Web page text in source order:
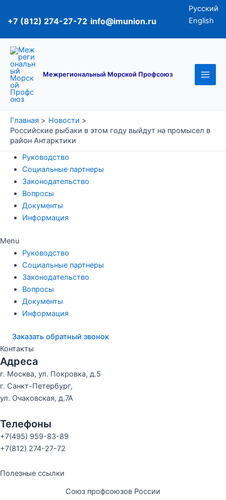
+7 (812) 274-27-72 info@imunion.ru
Русский
English
Межрегиональный Морской Профсоюз
Главная
Новости
Российские рыбаки в этом году выйдут на промысел в
район Антарктики
Руководство
Социальные партнеры
Законодательство
Вопросы
Документы
Информация
Menu
Руководство
Социальные партнеры
Законодательство
Вопросы
Документы
Информация
Заказать обратный звонок
Контакты
Адреса
г. Москва, ул. Покровка, д.5
г. Санкт-Петербург,
ул. Очаковская, д.7А
Телефоны
+7(495) 959-83-89
+7(812) 274-27-72
Полезные ссылки
Союз профсоюзов России